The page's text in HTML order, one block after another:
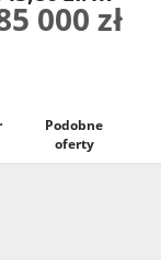
RODO
000 zł
Podobne
oferty